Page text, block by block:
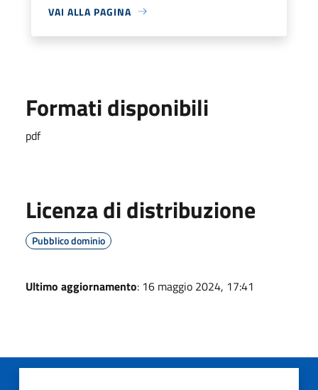
VAI ALLA PAGINA
Formati disponibili
pdf
Licenza di distribuzione
Pubblico dominio
Ultimo aggiornamento: 16 maggio 2024, 17:41